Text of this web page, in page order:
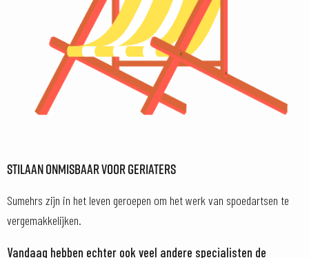
STILAAN ONMISBAAR VOOR GERIATERS
Sumehrs zijn in het leven geroepen om het werk van spoedartsen te
vergemakkelijken.
Vandaag hebben echter ook veel andere specialisten de